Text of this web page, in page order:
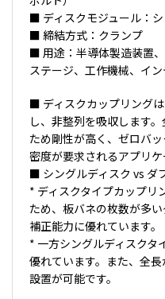
■ ディスクモジュール：
■ 締結方式：クランプ
■ 用途：半導体製造装置
ステージ、工作機械、イ
■ ディスクカップリング
し、非整列を吸収します
ため剛性が高く、ゼロバ
密度が要求されるアプリケ
■ シングルディスク vs ダ
* ディスクタイプカップリ
ため、板バネの枚数が多
補正能力に優れています。
* 一方シングルディスクタ
優れています。また、全
設置が可能です。